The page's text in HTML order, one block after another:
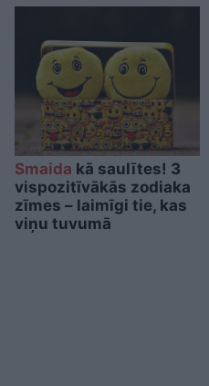
Smaida kā saulītes! 3
vispozitīvākās zodiaka
zīmes – laimīgi tie, kas
viņu tuvumā